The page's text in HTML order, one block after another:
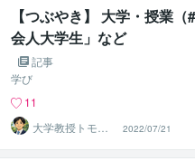
【つぶやき】 大学・授業
会人大学生」など
記事
学び
11
大学教授トモ｜
元東大教員
2022/07/21